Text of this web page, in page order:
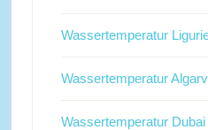
Wassertemperatur
Wassertemperatur
Wassertemperatur Dubai